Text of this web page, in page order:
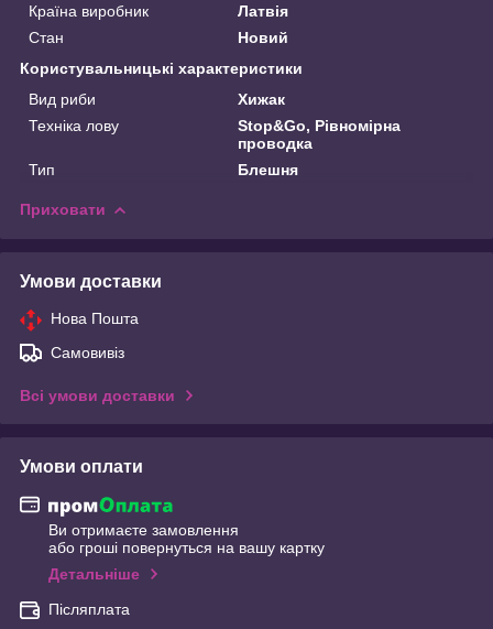
Країна виробник
Латвія
Стан
Новий
Користувальницькі характеристики
Вид риби
Хижак
Техніка лову
Stop&Go, Рівномірна
проводка
Тип
Блешня
Приховати
Умови доставки
Нова Пошта
Самовивіз
Всі умови доставки
Умови оплати
Ви отримаєте замовлення
або гроші повернуться на вашу картку
Детальніше
Післяплата